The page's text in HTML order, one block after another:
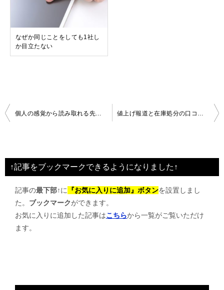
なぜか同じことをしても1社し
か目立たない
投
ビ
ゲ
↑記事をブックマークできるようになりました↑
記事の最下部↑に 『お気に入りに追加』ボタンを設置しまし
た。 ブックマークができます。
お気に入りに追加した記事はこちらから一覧がご覧いただけ
ます。